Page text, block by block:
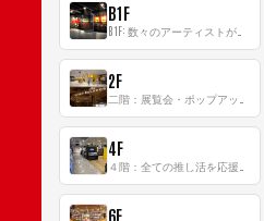
B1F
2F
4F
6F